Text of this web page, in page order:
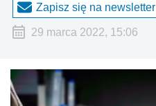
Zapisz się na newsletter
29 marca 2022, 15:06